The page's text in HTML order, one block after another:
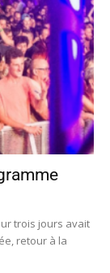
trois jours avait
retour à la